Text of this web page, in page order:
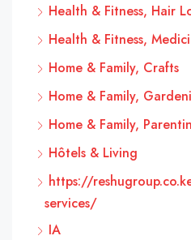
Health & Fitness, Hair
Health & Fitness,
Home & Family, Crafts
Home & Family,
Home & Family,
Hôtels & Living
https://
services/
IA